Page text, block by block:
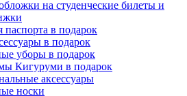
на студенческие билеты и
в подарок
в подарок
уборы в подарок
Кигуруми в подарок
аксессуары
носки